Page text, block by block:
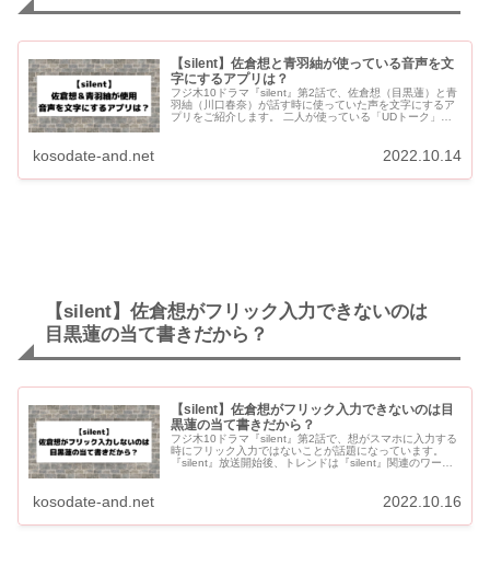
【silent】佐倉想と青羽紬が使っている音声を文
字にするアプリは？
フジ木10ドラマ『silent』第2話で、佐倉想（目黒蓮）と青
羽紬（川口春奈）が話す時に使っていた声を文字にするア
プリをご紹介します。 二人が使っている「UDトーク」
kosodate-and.net 2022.10.14
【silent】佐倉想がフリック入力できないのは
目黒蓮の当て書きだから？
【silent】佐倉想がフリック入力できないのは目
黒蓮の当て書きだから？
フジ木10ドラマ『silent』第2話で、想がスマホに入力する
時にフリック入力ではないことが話題になっています。
『silent』放送開始後、トレンドは『silent』関連のワード
kosodate-and.net 2022.10.16